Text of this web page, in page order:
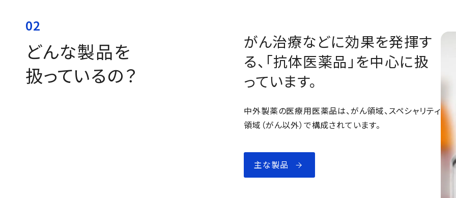
02
どんな製品を
扱っているの？
がん治療などに効果を発揮す
る、「抗体医薬品」を中心に扱
っています。
中外製薬の医療用医薬品は、がん領域、スペシャリティ
領域（がん以外）で構成されています。
主な製品